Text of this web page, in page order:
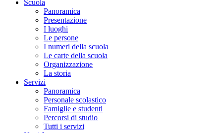
Scuola
Panoramica
Presentazione
I luoghi
Le persone
I numeri della scuola
Le carte della scuola
Organizzazione
La storia
Servizi
Panoramica
Personale scolastico
Famiglie e studenti
Percorsi di studio
Tutti i servizi